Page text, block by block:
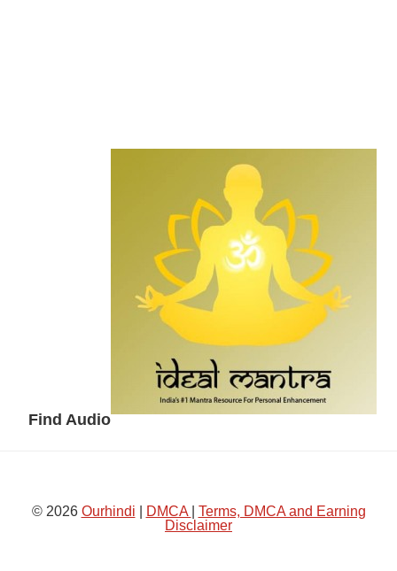
Find Audio
© 2026 Ourhindi DMCA
Terms, DMCA and Earning
Disclaimer